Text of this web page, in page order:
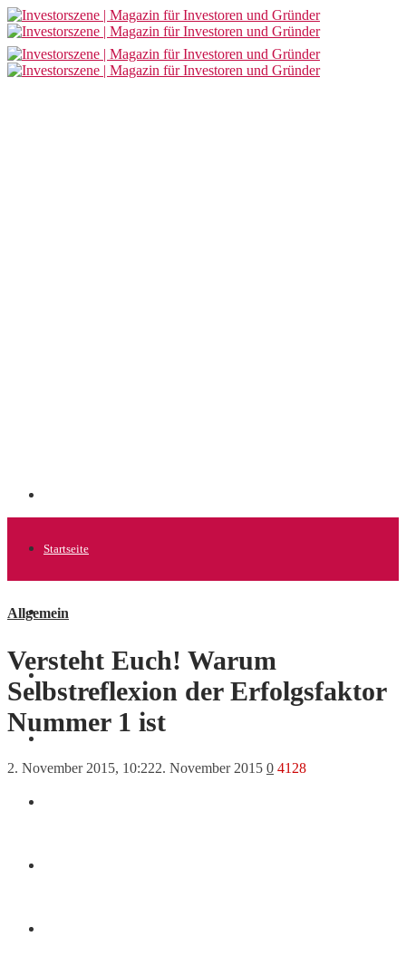
Startseite
Allgemein
Allgemein
Versteht Euch! Warum
Selbstreflexion der Erfolgsfaktor
Nummer 1 ist
2. November 2015, 10:222. November 2015 0 4128